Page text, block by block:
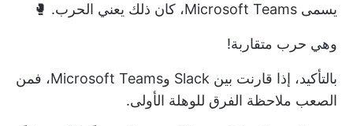
يسمى Microsoft Teams، كان ذلك يعني الحرب. 🥊
وهي حرب متقاربة!
بالتأكيد، إذا قارنت بين Slack وMicrosoft Teams، فمن
الصعب ملاحظة الفرق للوهلة الأولى.